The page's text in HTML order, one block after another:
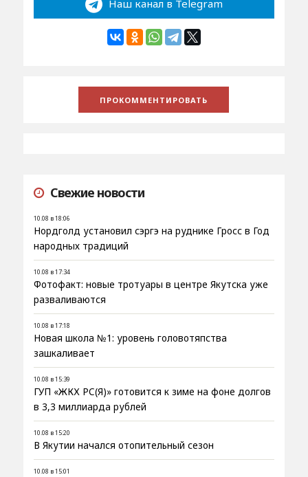
Наш канал в Telegram
Свежие новости
10.08 в 18:06
Нордголд установил сэргэ на руднике Гросс в Год
народных традиций
10.08 в 17:34
Фотофакт: новые тротуары в центре Якутска уже
разваливаются
10.08 в 17:18
Новая школа №1: уровень головотяпства
зашкаливает
10.08 в 15:39
ГУП «ЖКХ РС(Я)» готовится к зиме на фоне долгов
в 3,3 миллиарда рублей
10.08 в 15:20
В Якутии начался отопительный сезон
10.08 в 15:01